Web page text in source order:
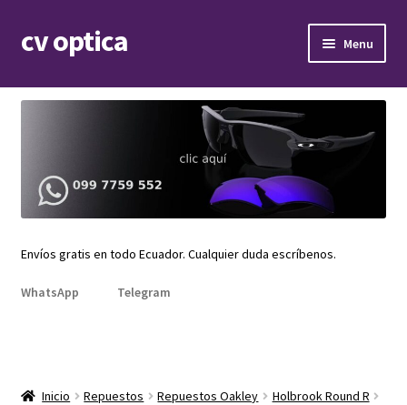
Skip
to
Skip
to
cv optica Menu
Armazones de lentes
child
menu
Expand
Repuestos
menu
Envíos gratis en todo Ecuador. Cualquier duda escríbenos.
WhatsApp Telegram
Inicio Repuestos Repuestos Oakley
Holbrook Round R